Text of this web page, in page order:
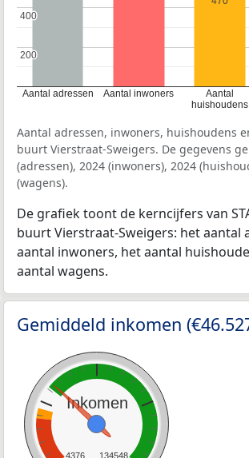
Aantal adressen Aantal inwoners
Aantal
huishoudens
200
200
400
400
Aantal adressen, inwoners, huishoudens
buurt Vierstraat-Sweigers. De gegevens
(adressen), 2024 (inwoners), 2024
(wagens).
De grafiek toont de kerncijfers van
buurt Vierstraat-Sweigers: het aantal
aantal inwoners, het aantal
aantal wagens.
Gemiddeld inkomen
Inkomen
4376 134548